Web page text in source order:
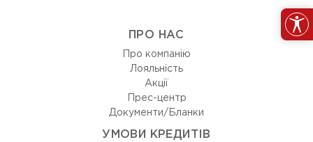
ПРО НАС
Про компанію
Лояльність
Акції
Прес-центр
Документи/Бланки
УМОВИ КРЕДИТІВ